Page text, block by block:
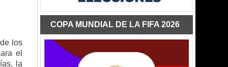
los
el
la
COPA MUNDIAL DE LA FIFA 2026